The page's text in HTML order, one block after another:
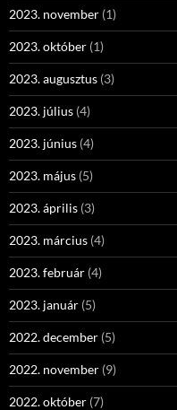
2023. november (1)
2023. október (1)
2023. augusztus (3)
2023. július (4)
2023. június (4)
2023. május (5)
2023. április (3)
2023. március (4)
2023. február (4)
2023. január (5)
2022. december (5)
2022. november (9)
2022. október (7)